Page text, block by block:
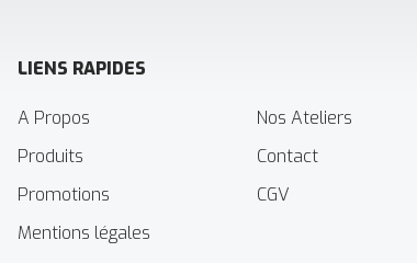
LIENS RAPIDES
A Propos
Nos Ateliers
Produits
Contact
Promotions
CGV
Mentions légales